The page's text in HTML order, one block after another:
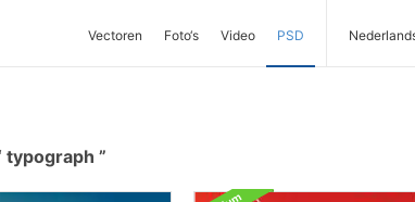
Vectoren Foto‘s Video PSD
typograph